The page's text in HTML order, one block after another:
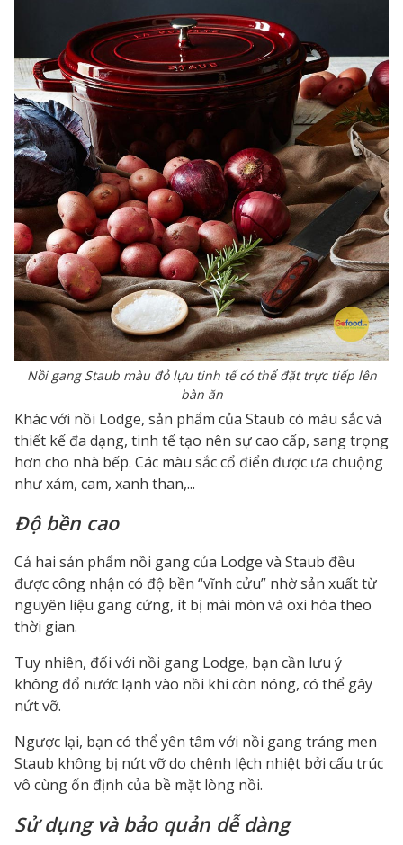
Nồi gang Staub màu đỏ lựu tinh tế có thể đặt trực tiếp lên
bàn ăn
Khác với nồi Lodge, sản phẩm của Staub có màu sắc và
thiết kế đa dạng, tinh tế tạo nên sự cao cấp, sang trọng
hơn cho nhà bếp. Các màu sắc cổ điển được ưa chuộng
như xám, cam, xanh than,...
Độ bền cao
Cả hai sản phẩm nồi gang của Lodge và Staub đều
được công nhận có độ bền “vĩnh cửu” nhờ sản xuất từ
nguyên liệu gang cứng, ít bị mài mòn và oxi hóa theo
thời gian.
Tuy nhiên, đối với nồi gang Lodge, bạn cần lưu ý
không đổ nước lạnh vào nồi khi còn nóng, có thể gây
nứt vỡ.
Ngược lại, bạn có thể yên tâm với nồi gang tráng men
Staub không bị nứt vỡ do chênh lệch nhiệt bởi cấu trúc
vô cùng ổn định của bề mặt lòng nồi.
Sử dụng và bảo quản dễ dàng